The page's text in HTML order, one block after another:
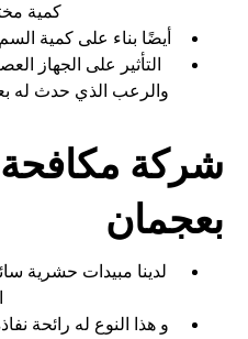
كمية
أيضًا بناء على كمية
التأثير على الجهاز
والرعب الذي حدث له
شركة مكافحة
بعجمان
لدينا مبيدات حشرية
و هذا النوع له رائحة